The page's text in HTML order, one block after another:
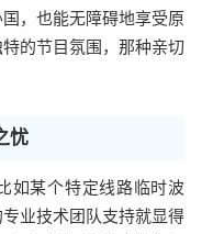
，也能无障碍地享受原
的节目氛围，那种亲切
忧
如某个特定线路临时波
业技术团队支持就显得